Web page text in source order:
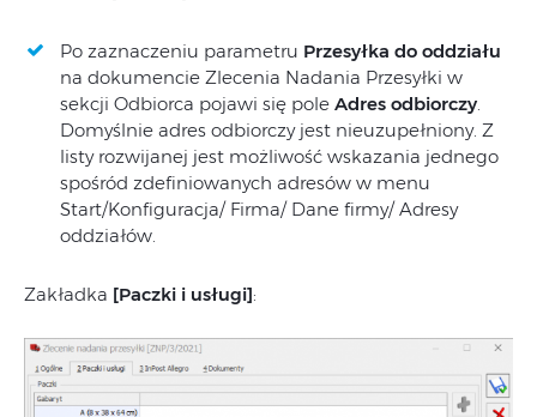
Po zaznaczeniu parametru Przesyłka do oddziału
na dokumencie Zlecenia Nadania Przesyłki w
sekcji Odbiorca pojawi się pole Adres odbiorczy.
Domyślnie adres odbiorczy jest nieuzupełniony. Z
listy rozwijanej jest możliwość wskazania jednego
spośród zdefiniowanych adresów w menu
Start/Konfiguracja/ Firma/ Dane firmy/ Adresy
oddziałów.
Zakładka [Paczki i usługi]: